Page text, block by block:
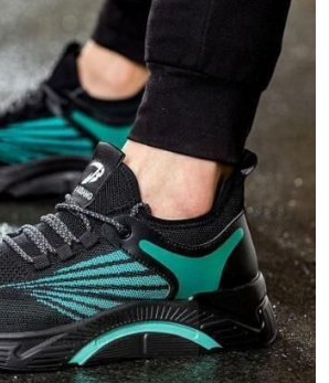
Doppelt antippen zum
vergrößern